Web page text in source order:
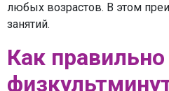
любых возрастов. В этом
занятий.
Как